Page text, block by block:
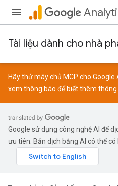
Tài liệu dành cho nhà
Hãy thử máy chủ MCP cho
xem thông báo để biết thêm thông
Google sử dụng công nghệ AI để
ưu tiên. Bản dịch bằng AI có thể có